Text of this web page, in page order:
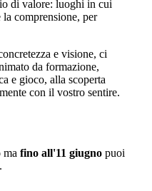
di valore: luoghi in cui
comprensione, per
e visione, ci
da formazione,
e gioco, alla scoperta
con il vostro sentire.
ma fino all'11 giugno puoi
.